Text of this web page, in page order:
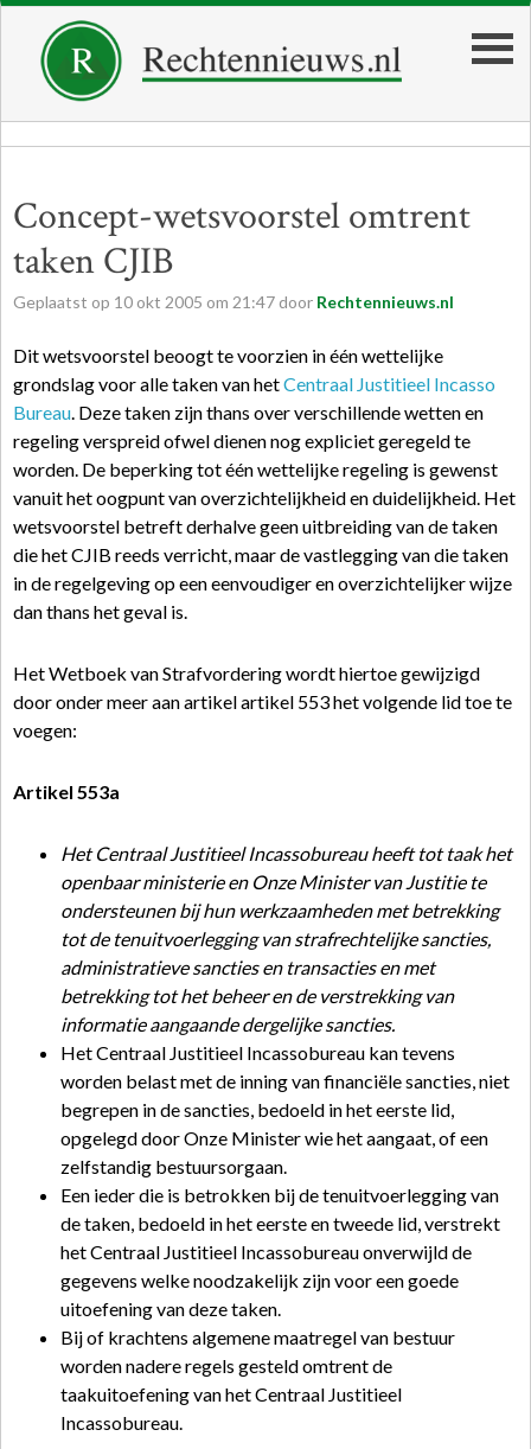
Concept-wetsvoorstel omtrent
taken CJIB
Geplaatst op 10 okt 2005 om 21:47 door Rechtennieuws.nl
Dit wetsvoorstel beoogt te voorzien in één wettelijke
grondslag voor alle taken van hetCentraal Justitieel Incasso
Bureau. Deze taken zijn thans over verschillende wetten en
regeling verspreid ofwel dienen nog expliciet geregeld te
worden. De beperking tot één wettelijke regeling is gewenst
vanuit het oogpunt van overzichtelijkheid en duidelijkheid. Het
wetsvoorstel betreft derhalve geen uitbreiding van de taken
die het CJIB reeds verricht, maar de vastlegging van die taken
in de regelgeving op een eenvoudiger en overzichtelijker wijze
dan thans het geval is.
Het Wetboek van Strafvordering wordt hiertoe gewijzigd
door onder meer aan artikel artikel 553 het volgende lid toe te
voegen:
Artikel 553a
Het Centraal Justitieel Incassobureau heeft tot taak het
openbaar ministerie en Onze Minister van Justitie te
ondersteunen bij hun werkzaamheden met betrekking
tot de tenuitvoerlegging van strafrechtelijke sancties,
administratieve sancties en transacties en met
betrekking tot het beheer en de verstrekking van
informatie aangaande dergelijke sancties.
Het Centraal Justitieel Incassobureau kan tevens
worden belast met de inning van financiële sancties, niet
begrepen in de sancties, bedoeld in het eerste lid,
opgelegd door Onze Minister wie het aangaat, of een
zelfstandig bestuursorgaan.
Een ieder die is betrokken bij de tenuitvoerlegging van
de taken, bedoeld in het eerste en tweede lid, verstrekt
het Centraal Justitieel Incassobureau onverwijld de
gegevens welke noodzakelijk zijn voor een goede
uitoefening van deze taken.
Bij of krachtens algemene maatregel van bestuur
worden nadere regels gesteld omtrent de
taakuitoefening van het Centraal Justitieel
Incassobureau.